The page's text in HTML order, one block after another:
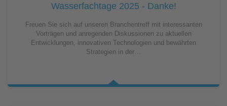
Wasserfachtage 2025 - Danke!
Freuen Sie sich auf unseren Branchentreff mit interessanten
Vorträgen und anregenden Diskussionen zu aktuellen
Entwicklungen, innovativen Technologien und bewährten
Strategien in der…